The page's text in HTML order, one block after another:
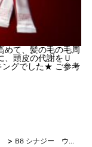
、髪の毛の毛周
、頭皮の代謝をＵ
グでした★ ご参考
> B8 シナジー ウォーター